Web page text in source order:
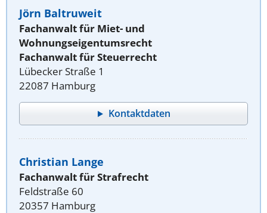
Jörn Baltruweit
Fachanwalt für Miet- und
Wohnungseigentumsrecht
Fachanwalt für Steuerrecht
Lübecker Straße 1
22087 Hamburg
Kontaktdaten
Christian Lange
Fachanwalt für Strafrecht
Feldstraße 60
20357 Hamburg